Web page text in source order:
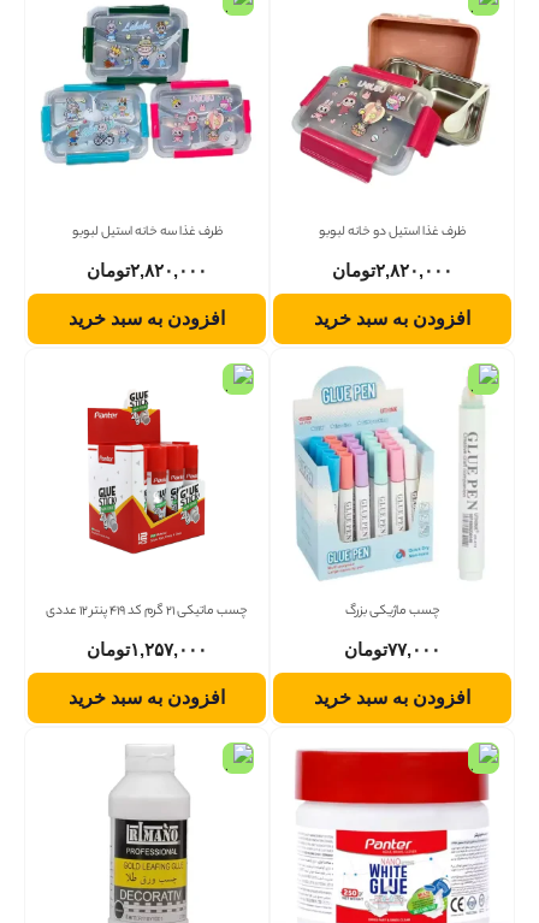
ظرف غذا استیل دو خانه لبوبو
۲,۸۲۰,۰۰۰تومان
افزودن به سبد خرید
ظرف غذا سه خانه استیل لبوبو
۲,۸۲۰,۰۰۰تومان
افزودن به سبد خرید
چسب ماژیکی بزرگ
۷۷,۰۰۰تومان
افزودن به سبد خرید
چسب ماتیکی 21 گرم کد 419 پنتر 12 عددی
۱,۲۵۷,۰۰۰تومان
افزودن به سبد خرید